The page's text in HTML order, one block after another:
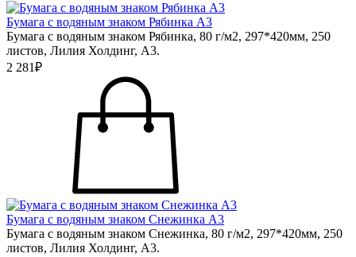
Бумага с водяным знаком Рябинка А3
Бумага с водяным знаком Рябинка, 80 г/м2, 297*420мм, 250
листов, Лилия Холдинг, А3.
2 281₽
Бумага с водяным знаком Снежинка А3
Бумага с водяным знаком Снежинка, 80 г/м2, 297*420мм, 250
листов, Лилия Холдинг, А3.